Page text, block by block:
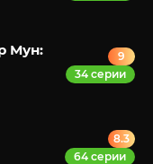
Мун:
9
34 серии
8.3
64 серии